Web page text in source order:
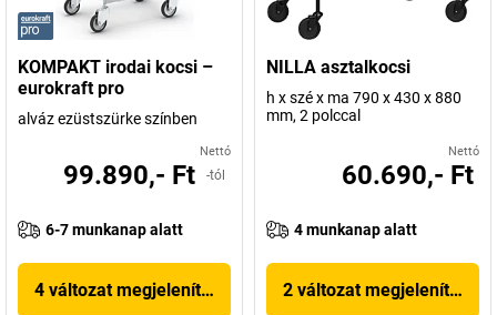
KOMPAKT irodai kocsi –
eurokraft pro
alváz ezüstszürke színben
Nettó
99.890,- Ft -tól
6-7 munkanap alatt
4 változat megjelenítése
NILLA asztalkocsi
h x szé x ma 790 x 430 x 880
mm, 2 polccal
Nettó
60.690,- Ft
4 munkanap alatt
2 változat megjelenítése